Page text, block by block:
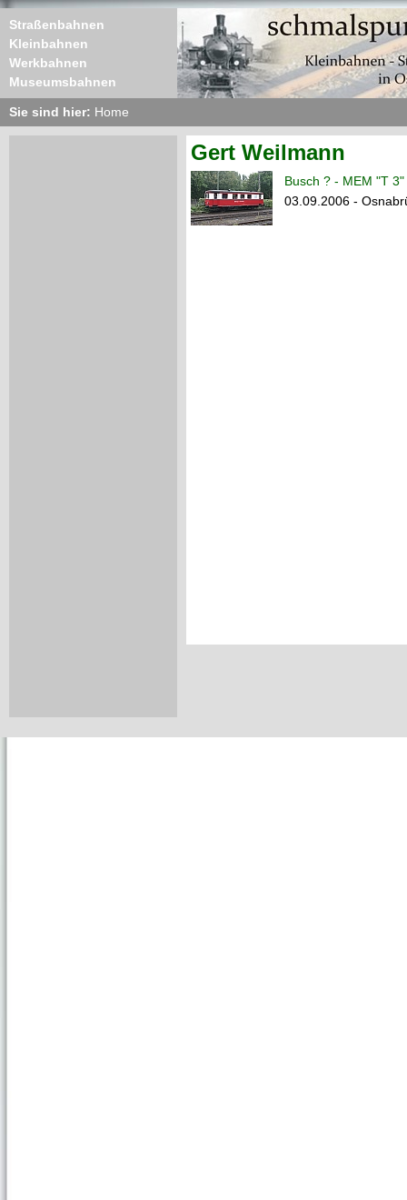
Straßenbahnen
Kleinbahnen
Werkbahnen
Museumsbahnen
Sie sind hier: Home
Gert Weilmann
Busch ? - MEM "T 3"
03.09.2006 -